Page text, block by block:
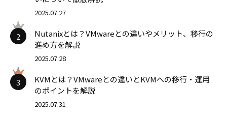
2025.07.27
2
Nutanixとは？VMwareとの違いやメリット、移行の
進め方を解説
2025.07.28
3
KVMとは？VMwareとの違いとKVMへの移行・運用
のポイントを解説
2025.07.31